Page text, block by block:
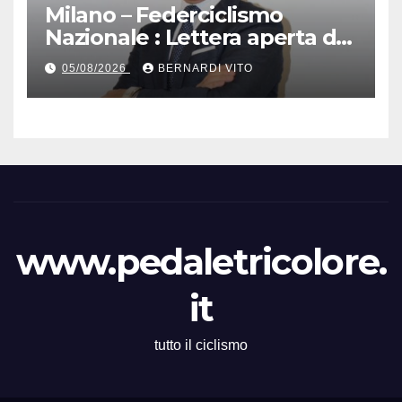
Milano – Federciclismo
Nazionale : Lettera aperta del
Presidente Cordiano
Dagnoni
05/08/2026 BERNARDI VITO
www.pedaletricolore.
it
tutto il ciclismo